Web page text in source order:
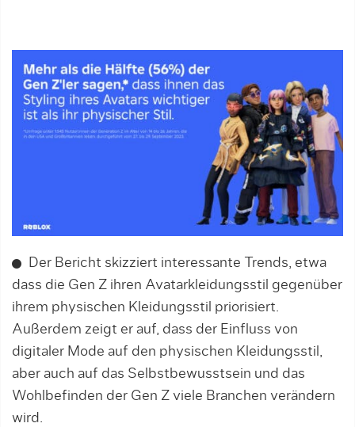
Der Bericht skizziert interessante Trends, etwa
dass die Gen Z ihren Avatarkleidungsstil gegenüber
ihrem physischen Kleidungsstil priorisiert.
Außerdem zeigt er auf, dass der Einfluss von
digitaler Mode auf den physischen Kleidungsstil,
aber auch auf das Selbstbewusstsein und das
Wohlbefinden der Gen Z viele Branchen verändern
wird.